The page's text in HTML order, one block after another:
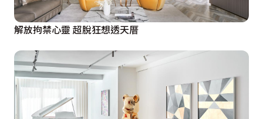
解放拘禁心靈 超脫狂想透天厝